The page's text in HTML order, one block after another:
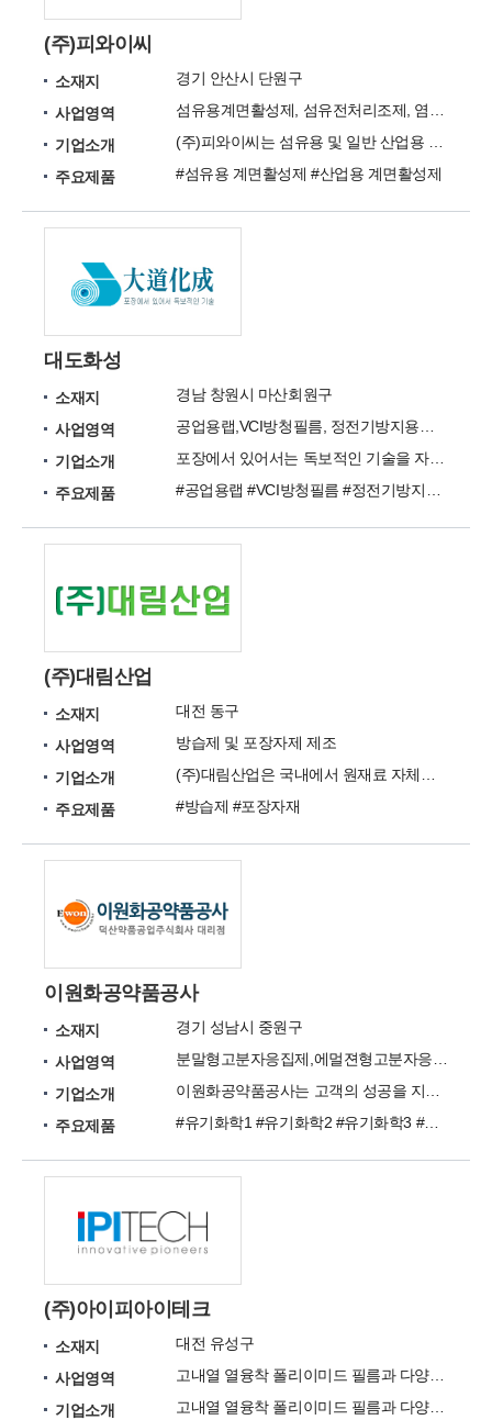
(주)피와이씨
소재지
경기 안산시 단원구
사업영역
기업소개
주요제품
#섬유용 계면활성제 #산업용 계면활성제
대도화성
소재지
경남 창원시 마산회원구
사업영역
기업소개
주요제품
(주)대림산업
소재지
대전 동구
사업영역
방습제 및 포장자제 제조
기업소개
주요제품
#방습제 #포장자재
이원화공약품공사
소재지
경기 성남시 중원구
사업영역
기업소개
주요제품
#유기화학1 #유기화학2 #유기화학3 #무기화학1 #무기화학2 #무기화학3 #시약1 #Solbvents #실리콘 #중성녹제거제
(주)아이피아이테크
소재지
대전 유성구
사업영역
기업소개